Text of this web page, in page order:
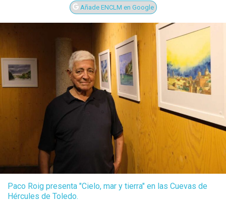
Añade ENCLM en Google
Paco Roig presenta "Cielo, mar y tierra" en las Cuevas de
Hércules de Toledo.
Castilla-La
Toledo
Ciudad Real
Albacete
Sanidad
Economía
Educación